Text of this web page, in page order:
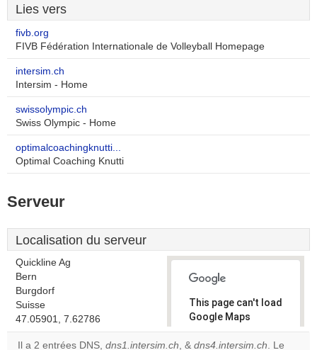
Lies vers
fivb.org
FIVB Fédération Internationale de Volleyball Homepage
intersim.ch
Intersim - Home
swissolympic.ch
Swiss Olympic - Home
optimalcoachingknutti...
Optimal Coaching Knutti
Serveur
Localisation du serveur
Quickline Ag
Bern
Burgdorf
Suisse
47.05901, 7.62786
This page can't load
Google Maps
correctly.
Il a 2 entrées DNS, dns1.intersim.ch, & dns4.intersim.ch. Le